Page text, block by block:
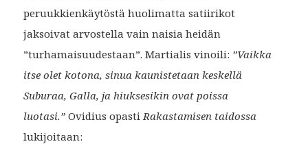
peruukkienkäytöstä huolimatta satiirikot
jaksoivat arvostella vain naisia heidän
”turhamaisuudestaan”. Martialis vinoili: ”Vaikka
itse olet kotona, sinua kaunistetaan keskellä
Suburaa, Galla, ja hiuksesikin ovat poissa
luotasi.”Ovidius opasti Rakastamisen taidossa
lukijoitaan: